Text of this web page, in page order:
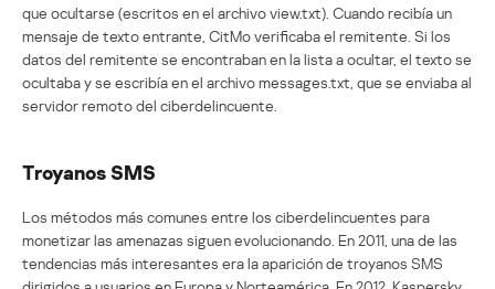
que ocultarse (escritos en el archivo view.txt). Cuando recibía un
mensaje de texto entrante, CitMo verificaba el remitente. Si los
datos del remitente se encontraban en la lista a ocultar, el texto se
ocultaba y se escribía en el archivo messages.txt, que se enviaba al
servidor remoto del ciberdelincuente.
Troyanos SMS
Los métodos más comunes entre los ciberdelincuentes para
monetizar las amenazas siguen evolucionando. En 2011, una de las
tendencias más interesantes era la aparición de troyanos SMS